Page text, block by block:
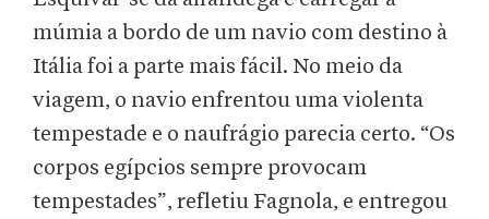
múmia a bordo de um navio com destino à
Itália foi a parte mais fácil. No meio da
viagem, o navio enfrentou uma violenta
tempestade e o naufrágio parecia certo. “Os
corpos egípcios sempre provocam
tempestades”, refletiu Fagnola, e entregou